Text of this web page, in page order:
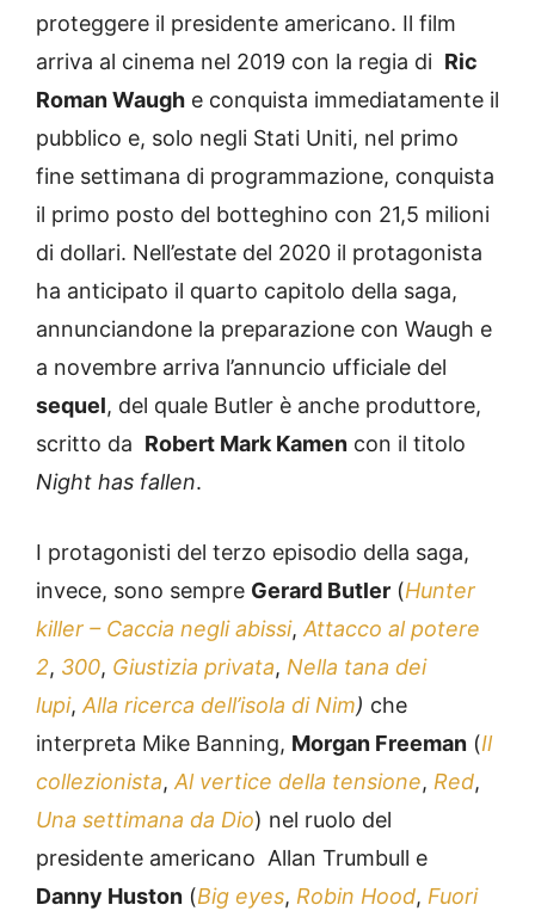
proteggere il presidente americano. Il film
arriva al cinema nel 2019 con la regia di Ric
Roman Waugh e conquista immediatamente il
pubblico e, solo negli Stati Uniti, nel primo
fine settimana di programmazione, conquista
il primo posto del botteghino con 21,5 milioni
di dollari. Nell’estate del 2020 il protagonista
ha anticipato il quarto capitolo della saga,
annunciandone la preparazione con Waugh e
a novembre arriva l’annuncio ufficiale del
sequel, del quale Butler è anche produttore,
scritto da Robert Mark Kamen con il titolo
Night has fallen.
I protagonisti del terzo episodio della saga,
invece, sono sempre Gerard Butler (Hunter
killer – Caccia negli abissi,Attacco al potere
2, 300, Giustizia privata, Nella tana dei
lupi,Alla ricerca dell’isola di Nim) che
interpreta Mike Banning, Morgan Freeman (Il
collezionista,Al vertice della tensione, Red,
Una settimana da Dio) nel ruolo del
presidente americano Allan Trumbull e
Danny Huston (Big eyes, Robin Hood, Fuori